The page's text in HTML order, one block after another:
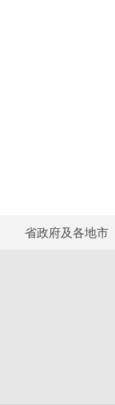
省政府及各地市